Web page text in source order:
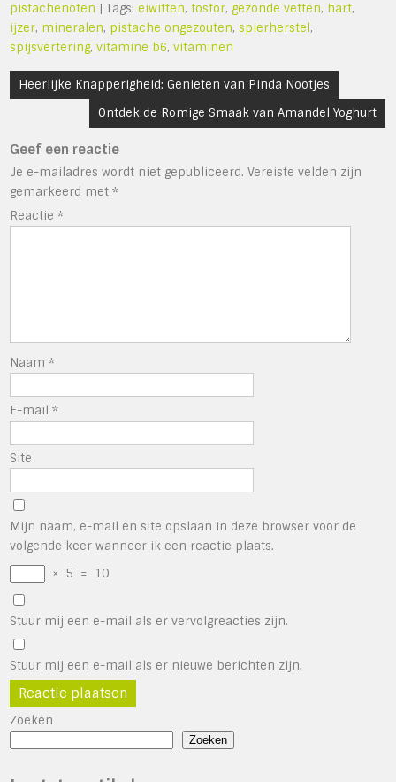
pistachenoten | Tags:eiwitten, fosfor,gezonde vetten, hart,
ijzer, mineralen, pistache ongezouten,spierherstel,
spijsvertering,vitamine b6,vitaminen
Bericht
navigatie
Heerlijke Knapperigheid: Genieten van Pinda Nootjes
Ontdek de Romige Smaak van Amandel Yoghurt
Geef een reactie
Je e-mailadres wordt niet gepubliceerd. Vereiste velden zijn
gemarkeerd met*
Reactie*
Naam*
E-mail*
Site
Mijn naam, e-mail en site opslaan in deze browser voor de
volgende keer wanneer ik een reactie plaats.
×
5 = 10
Stuur mij een e-mail als er vervolgreacties zijn.
Stuur mij een e-mail als er nieuwe berichten zijn.
Zoeken
Zoeken